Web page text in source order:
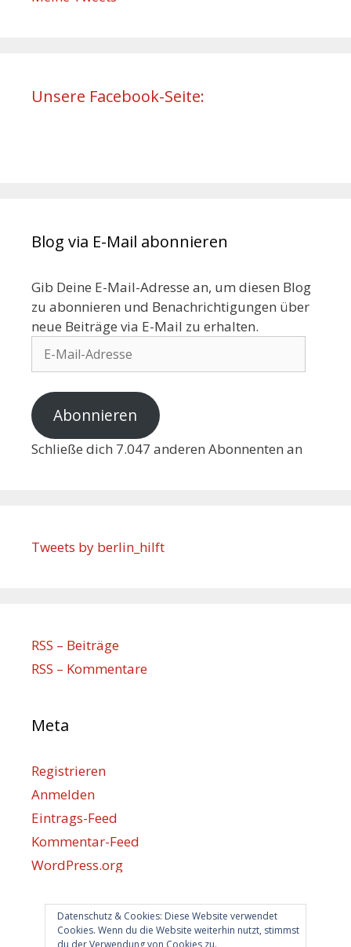
Unsere Facebook-Seite:
Blog via E-Mail abonnieren
Gib Deine E-Mail-Adresse an, um diesen Blog
zu abonnieren und Benachrichtigungen über
neue Beiträge via E-Mail zu erhalten.
Abonnieren
Schließe dich 7.047 anderen Abonnenten an
Datenschutz & Cookies: Diese Website verwendet
Cookies. Wenn du die Website weiterhin nutzt, stimmst
du der Verwendung von Cookies zu.
Tweets by berlin_hilft
RSS – Beiträge
RSS – Kommentare
Meta
Registrieren
Anmelden
Eintrags-Feed
Kommentar-Feed
WordPress.org
Berlin hilft